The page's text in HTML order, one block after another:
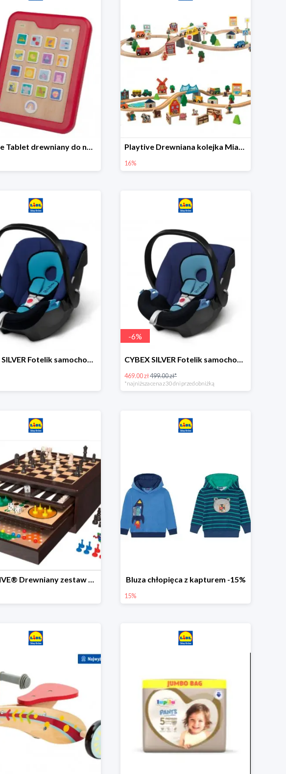
Playtive Tablet drewniany do nauki, interaktywny Playtive Drewniana kolejka Miasto lub Farma
16%
CYBEX SILVER Fotelik samochodowy -30%
-6%
CYBEX SILVER Fotelik samochodowy + dostawa gratis!
469.00 zł499.00 zł*
*najniższa cena z 30 dni przed obniżką
PLAYTIVE® Drewniany zestaw gier 10 w 1 Bluza chłopięca z kapturem -15%
15%